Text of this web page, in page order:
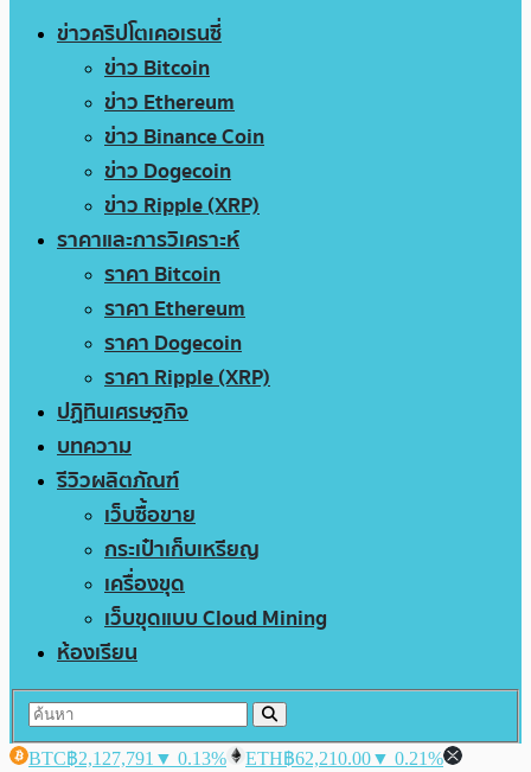
ข่าวคริปโตเคอเรนซี่
ข่าว Bitcoin
ข่าว Ethereum
ข่าว Binance Coin
ข่าว Dogecoin
ข่าว Ripple (XRP)
ราคาและการวิเคราะห์
ราคา Bitcoin
ราคา Ethereum
ราคา Dogecoin
ราคา Ripple (XRP)
ปฏิทินเศรษฐกิจ
บทความ
รีวิวผลิตภัณฑ์
เว็บซื้อขาย
กระเป๋าเก็บเหรียญ
เครื่องขุด
เว็บขุดแบบ Cloud Mining
ห้องเรียน
BTC฿2,127,791 ▼ 0.13% ETH฿62,210.00▼ 0.21%